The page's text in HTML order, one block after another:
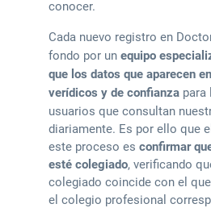
conocer.
Cada nuevo registro en
fondo por un equipo
que los datos que aparecen
verídicos y de confianza para
usuarios que consultan
diariamente. Es por ello que
este proceso es confirmar
esté colegiado, verificando
colegiado coincide con el
el colegio profesional